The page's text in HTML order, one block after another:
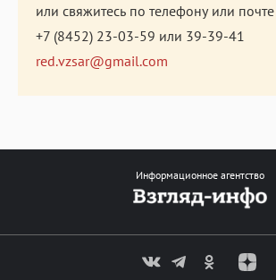
или свяжитесь по телефону или почте
+7 (8452) 23-03-59 или 39-39-41
red.vzsar@gmail.com
Информационное агентство